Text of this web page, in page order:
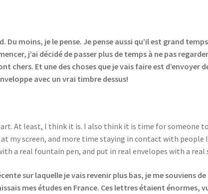
Du moins, je le pense. Je pense aussi qu’il est grand
j’ai décidé de passer plus de temps à ne pas
chers. Et une des choses que je vais faire est
avec un vrai timbre dessus!
At least, I think it is. I also think it is time for someone
my screen, and more time staying in contact with
a real fountain pen, and put in real envelopes with a
sur laquelle je vais revenir plus bas, je me souviens
mes études en France. Ces lettres étaient